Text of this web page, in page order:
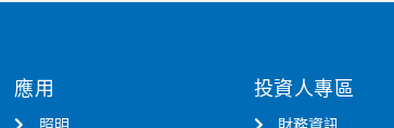
應用 投資人專區